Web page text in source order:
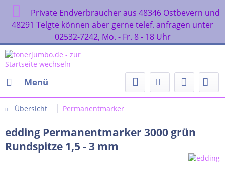
Private Endverbraucher aus 48346 Ostbevern und
48291 Telgte können aber gerne telef. anfragen unter
02532-7242, Mo. - Fr. 8 - 18 Uhr
Menü
Übersicht Permanentmarker
edding Permanentmarker 3000 grün
Rundspitze 1,5 - 3 mm